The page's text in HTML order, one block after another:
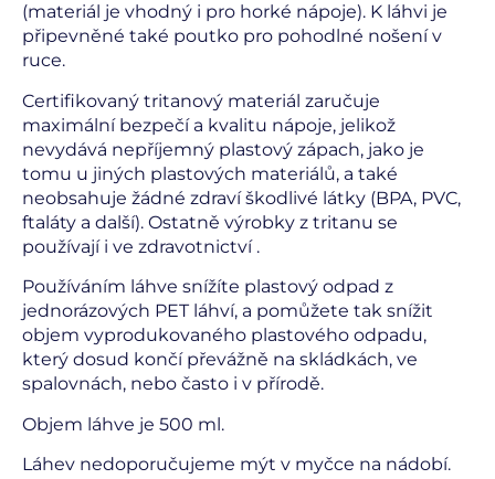
(materiál je vhodný i pro horké nápoje). K láhvi je
připevněné také poutko pro pohodlné nošení v
ruce.
Certifikovaný tritanový materiál zaručuje
maximální bezpečí a kvalitu nápoje, jelikož
nevydává nepříjemný plastový zápach, jako je
tomu u jiných plastových materiálů, a také
neobsahuje žádné zdraví škodlivé látky (BPA, PVC,
ftaláty a další). Ostatně výrobky z tritanu se
používají i ve zdravotnictví .
Používáním láhve snížíte plastový odpad z
jednorázových PET láhví, a pomůžete tak snížit
objem vyprodukovaného plastového odpadu,
který dosud končí převážně na skládkách, ve
spalovnách, nebo často i v přírodě.
Objem láhve je 500 ml.
Láhev nedoporučujeme mýt v myčce na nádobí.